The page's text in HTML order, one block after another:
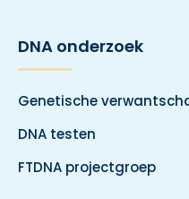
DNA onderzoek
Genetische
DNA testen
FTDNA projectgroep